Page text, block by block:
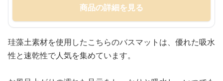
商品の詳細を見る
珪藻土素材を使用したこちらのバスマットは、優れた吸水
性と速乾性で人気を集めています。